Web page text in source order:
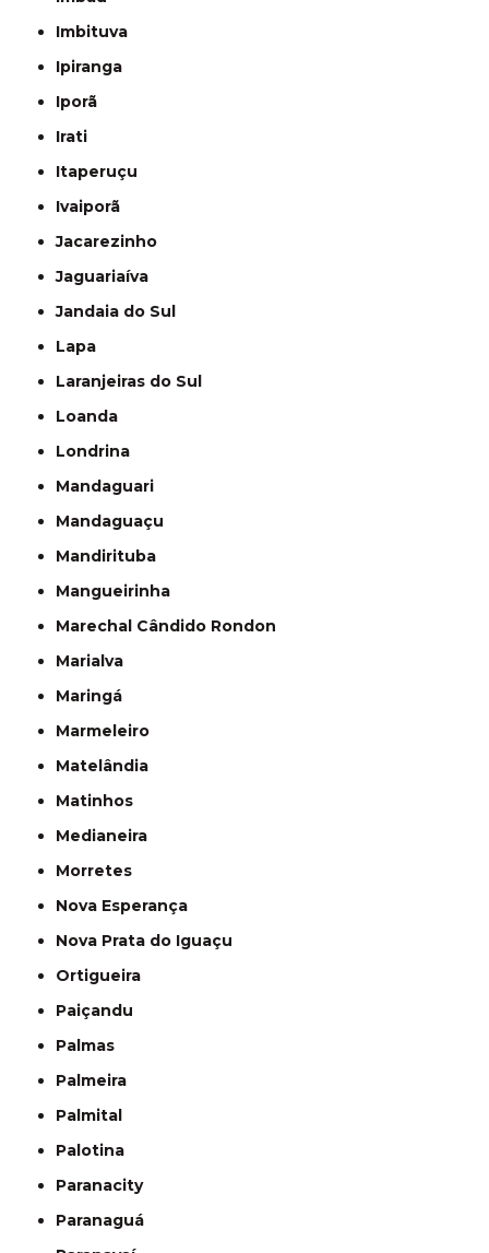
Imbituva
Ipiranga
Iporã
Irati
Itaperuçu
Ivaiporã
Jacarezinho
Jaguariaíva
Jandaia do Sul
Lapa
Laranjeiras do Sul
Loanda
Londrina
Mandaguari
Mandaguaçu
Mandirituba
Mangueirinha
Marechal Cândido Rondon
Marialva
Maringá
Marmeleiro
Matelândia
Matinhos
Medianeira
Morretes
Nova Esperança
Nova Prata do Iguaçu
Ortigueira
Paiçandu
Palmas
Palmeira
Palmital
Palotina
Paranacity
Paranaguá